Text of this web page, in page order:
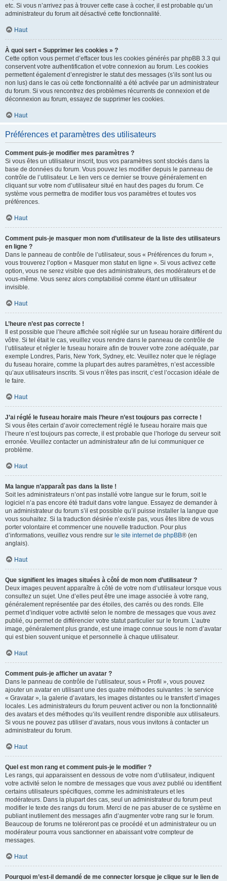
etc. Si vous n’arrivez pas à trouver cette case à cocher, il est probable qu’un
administrateur du forum ait désactivé cette fonctionnalité.
Haut
À quoi sert « Supprimer les cookies » ?
Cette option vous permet d’effacer tous les cookies générés par phpBB 3.3 qui
conservent votre authentification et votre connexion au forum. Les cookies
permettent également d’enregistrer le statut des messages (s’ils sont lus ou
non lus) dans le cas où cette fonctionnalité a été activée par un administrateur
du forum. Si vous rencontrez des problèmes récurrents de connexion et de
déconnexion au forum, essayez de supprimer les cookies.
Haut
Préférences et paramètres des utilisateurs
Comment puis-je modifier mes paramètres ?
Si vous êtes un utilisateur inscrit, tous vos paramètres sont stockés dans la
base de données du forum. Vous pouvez les modifier depuis le panneau de
contrôle de l’utilisateur. Le lien vers ce dernier se trouve généralement en
cliquant sur votre nom d’utilisateur situé en haut des pages du forum. Ce
système vous permettra de modifier tous vos paramètres et toutes vos
préférences.
Haut
Comment puis-je masquer mon nom d’utilisateur de la liste des utilisateurs
en ligne ?
Dans le panneau de contrôle de l’utilisateur, sous « Préférences du forum »,
vous trouverez l’option « Masquer mon statut en ligne ». Si vous activez cette
option, vous ne serez visible que des administrateurs, des modérateurs et de
vous-même. Vous serez alors comptabilisé comme étant un utilisateur
invisible.
Haut
L’heure n’est pas correcte !
Il est possible que l’heure affichée soit réglée sur un fuseau horaire différent du
vôtre. Si tel était le cas, veuillez vous rendre dans le panneau de contrôle de
l’utilisateur et régler le fuseau horaire afin de trouver votre zone adéquate, par
exemple Londres, Paris, New York, Sydney, etc. Veuillez noter que le réglage
du fuseau horaire, comme la plupart des autres paramètres, n’est accessible
qu’aux utilisateurs inscrits. Si vous n’êtes pas inscrit, c’est l’occasion idéale de
le faire.
Haut
J’ai réglé le fuseau horaire mais l’heure n’est toujours pas correcte !
Si vous êtes certain d’avoir correctement réglé le fuseau horaire mais que
l’heure n’est toujours pas correcte, il est probable que l’horloge du serveur soit
erronée. Veuillez contacter un administrateur afin de lui communiquer ce
problème.
Haut
Ma langue n’apparaît pas dans la liste !
Soit les administrateurs n’ont pas installé votre langue sur le forum, soit le
logiciel n’a pas encore été traduit dans votre langue. Essayez de demander à
un administrateur du forum s’il est possible qu’il puisse installer la langue que
vous souhaitez. Si la traduction désirée n’existe pas, vous êtes libre de vous
porter volontaire et commencer une nouvelle traduction. Pour plus
d’informations, veuillez vous rendre sur le site internet de phpBB® (en
anglais).
Haut
Que signifient les images situées à côté de mon nom d’utilisateur ?
Deux images peuvent apparaître à côté de votre nom d’utilisateur lorsque vous
consultez un sujet. Une d’elles peut être une image associée à votre rang,
généralement représentée par des étoiles, des carrés ou des ronds. Elle
permet d’indiquer votre activité selon le nombre de messages que vous avez
publié, ou permet de différencier votre statut particulier sur le forum. L’autre
image, généralement plus grande, est une image connue sous le nom d’avatar
qui est bien souvent unique et personnelle à chaque utilisateur.
Haut
Comment puis-je afficher un avatar ?
Dans le panneau de contrôle de l’utilisateur, sous « Profil », vous pouvez
ajouter un avatar en utilisant une des quatre méthodes suivantes : le service
« Gravatar », la galerie d’avatars, les images distantes ou le transfert d’images
locales. Les administrateurs du forum peuvent activer ou non la fonctionnalité
des avatars et des méthodes qu’ils veuillent rendre disponible aux utilisateurs.
Si vous ne pouvez pas utiliser d’avatars, nous vous invitons à contacter un
administrateur du forum.
Haut
Quel est mon rang et comment puis-je le modifier ?
Les rangs, qui apparaissent en dessous de votre nom d’utilisateur, indiquent
votre activité selon le nombre de messages que vous avez publié ou identifient
certains utilisateurs spécifiques, comme les administrateurs et les
modérateurs. Dans la plupart des cas, seul un administrateur du forum peut
modifier le texte des rangs du forum. Merci de ne pas abuser de ce système en
publiant inutilement des messages afin d’augmenter votre rang sur le forum.
Beaucoup de forums ne toléreront pas ce procédé et un administrateur ou un
modérateur pourra vous sanctionner en abaissant votre compteur de
messages.
Haut
Pourquoi m’est-il demandé de me connecter lorsque je clique sur le lien de